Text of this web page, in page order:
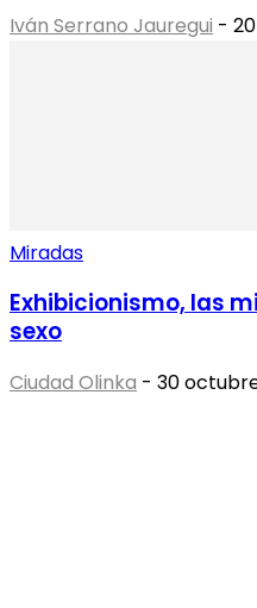
Iván Serrano Jauregui -
Miradas
Exhibicionismo, las
sexo
Ciudad Olinka - 30